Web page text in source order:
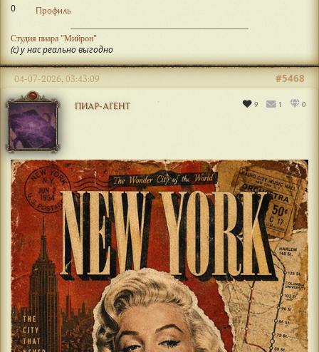
0 Профиль
Студия пиара "Мийрон"
(с) у нас реально выгодно
ПИАР-АГЕНТ 9 1 0
#5468
04-07-2026, 03:43:09